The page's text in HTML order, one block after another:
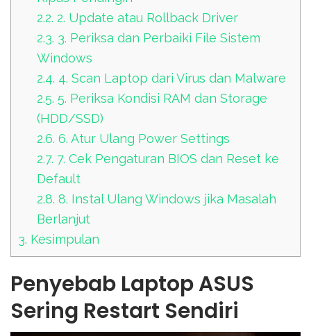
2.2. 2. Update atau Rollback Driver
2.3. 3. Periksa dan Perbaiki File Sistem
Windows
2.4. 4. Scan Laptop dari Virus dan Malware
2.5. 5. Periksa Kondisi RAM dan Storage
(HDD/SSD)
2.6. 6. Atur Ulang Power Settings
2.7. 7. Cek Pengaturan BIOS dan Reset ke
Default
2.8. 8. Instal Ulang Windows jika Masalah
Berlanjut
3. Kesimpulan
Penyebab Laptop ASUS
Sering Restart Sendiri